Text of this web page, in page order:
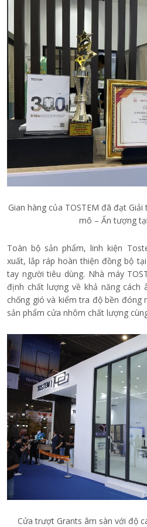
Gian hàng của TOSTEM đã đạt
mô – Ấn tượng
Toàn bộ sản phẩm, linh kiện
xuất, lắp ráp hoàn thiện đồng bộ
tay người tiêu dùng. Nhà máy
định chất lượng về khả năng cách
chống gió và kiểm tra độ bền đóng
sản phẩm cửa nhôm chất lượng
Cửa trượt Grants âm sàn với độ